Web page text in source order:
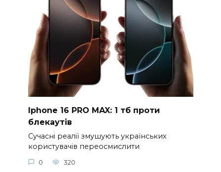
Iphone 16 PRO MAX: 1 тб проти
блекаутів
Сучасні реалії змушують українських
користувачів переосмислити
0 320